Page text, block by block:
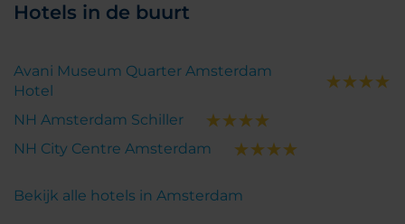
Hotels in de buurt
Avani Museum Quarter Amsterdam
Hotel
NH Amsterdam Schiller
NH City Centre Amsterdam
Bekijk alle hotels in Amsterdam